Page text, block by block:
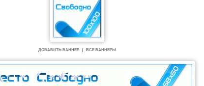
ДОБАВИТЬ БАННЕР ВСЕ БАННЕРЫ